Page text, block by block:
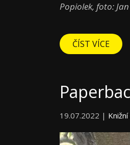
Popiolek, foto:
ČÍST VÍCE
19.07.2022 |